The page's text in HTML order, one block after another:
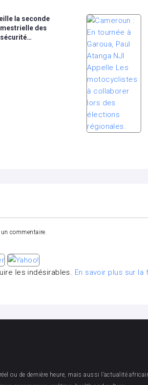
la seconde
des
commentaire.
les indésirables. En savoir plus sur
ou de dernière heure, mais aussi l’actualité